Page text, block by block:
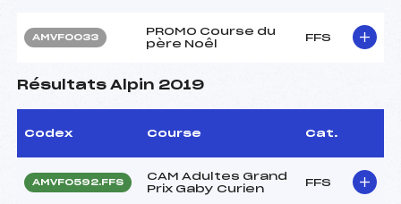
AMVF0033
PROMO Course du
père Noêl
FFS
Résultats Alpin 2019
Codex Course Cat.
AMVF0592.FFS
CAM Adultes Grand
Prix Gaby Curien
FFS